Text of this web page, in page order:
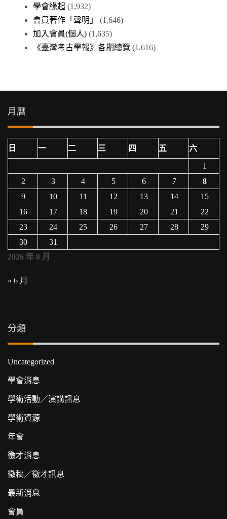
學會緣起 (1,932)
會員著作「聲明」
(1,646)
加入會員(個人) (1,635)
《臺灣考古學報》各期總覽 (1,616)
月曆
2026 年 8 月
日 一 二 三 四 五 六
1
2
3 4 5 6 7
8
9
10 11 12 13 14
15
16
17 18 19 20 21
22
23
24 25 26 27 28
29
30
31
« 6 月
分類
Uncategorized
學會消息
學術活動／演講訊息
學術資源
年會
徵才消息
徵稿／徵才訊息
最新消息
會員